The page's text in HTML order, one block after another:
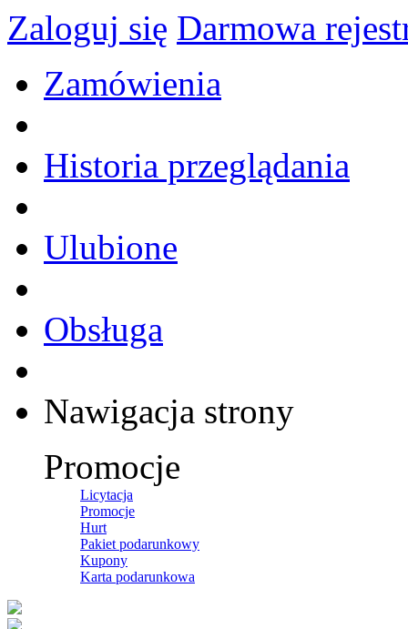
Zaloguj się Darmowa
Zamówienia
Historia przeglądania
Ulubione
Obsługa
Nawigacja strony
Promocje
Licytacja
Promocje
Hurt
Pakiet podarunkowy
Kupony
Karta podarunkowa